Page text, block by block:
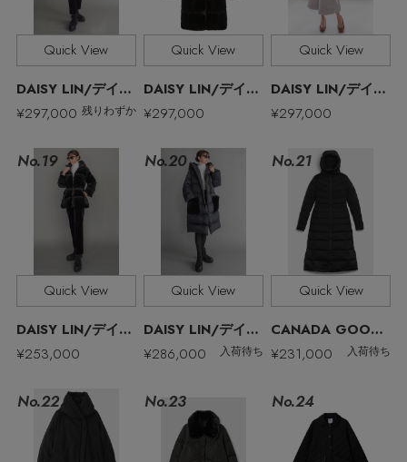
【エディターズ・エッセンシャル】
ベーシックとトレンドが交差する16の名品
Stay inthe Loop
ELLE SHOP 公式アプリ
Quick View
DAISY LIN/デイジーリン
¥297,000 残りわずか
Quick View
DAISY LIN/デイジーリン
¥297,000
Quick View
DAISY LIN/デイジーリン
¥297,000
No.19
Quick View
DAISY LIN/デイジーリン
¥253,000
No.20
Quick View
DAISY LIN/デイジーリン
¥286,000
入荷待ち
No.21
Quick View
CANADA GOOSE/カナダグース
¥231,000
入荷待ち
No.22 No.23 No.24